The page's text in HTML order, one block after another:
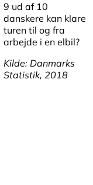
9 ud af 10
danskere kan klare
turen til og fra
arbejde i en elbil?
Kilde: Danmarks
Statistik, 2018